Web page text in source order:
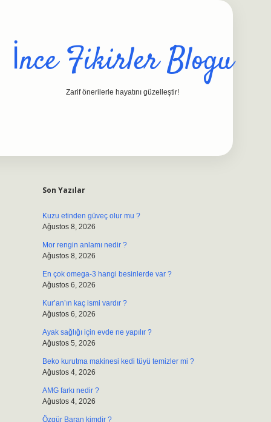
İnce Fikirler Blogu
Zarif önerilerle hayatını güzelleştir!
Son Yazılar
Kuzu etinden güveç olur mu ?
Ağustos 8, 2026
Mor rengin anlamı nedir ?
Ağustos 8, 2026
En çok omega-3 hangi besinlerde var ?
Ağustos 6, 2026
Kur’an’ın kaç ismi vardır ?
Ağustos 6, 2026
Ayak sağlığı için evde ne yapılır ?
Ağustos 5, 2026
Beko kurutma makinesi kedi tüyü temizler mi ?
Ağustos 4, 2026
AMG farkı nedir ?
Ağustos 4, 2026
Özgür Baran kimdir ?